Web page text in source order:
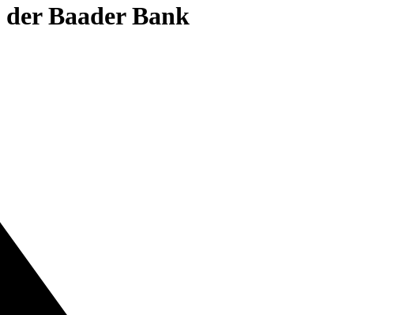
Baader Bank